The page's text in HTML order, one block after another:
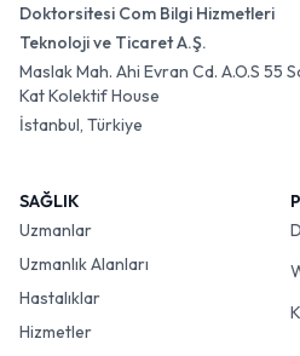
Doktorsitesi Com Bilgi Hizmetleri
Teknoloji ve Ticaret A.Ş.
Maslak Mah. Ahi Evran Cd. A.O.S 55
Kat Kolektif House
İstanbul, Türkiye
SAĞLIK
Uzmanlar
Uzmanlık Alanları
Hastalıklar
Hizmetler